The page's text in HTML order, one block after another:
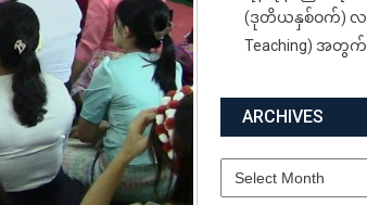
(ဒုတိယနှစ်ဝက်) လက်
Teaching) အတွက်
ARCHIVES
Archives